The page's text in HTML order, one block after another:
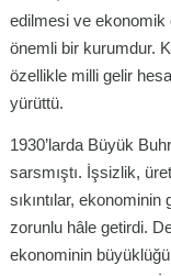
edilmesi ve ekonomik
önemli bir kurumdur.
özellikle milli gelir
yürüttü.
1930’larda Büyük
sarsmıştı. İşsizlik,
sıkıntılar,
zorunlu hâle getirdi.
ekonominin